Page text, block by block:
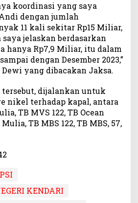
koordinasi yang saya
dengan jumlah
11 kali sekitar Rp15 Miliar,
jelaskan berdasarkan
hanya Rp7,9 Miliar, itu dalam
dengan Desember 2023,”
yang dibacakan Jaksa.
dijalankan untuk
nikel terhadap kapal, antara
TB MVS 122, TB Ocean
TB MBS 122, TB MBS, 57,
KENDARI